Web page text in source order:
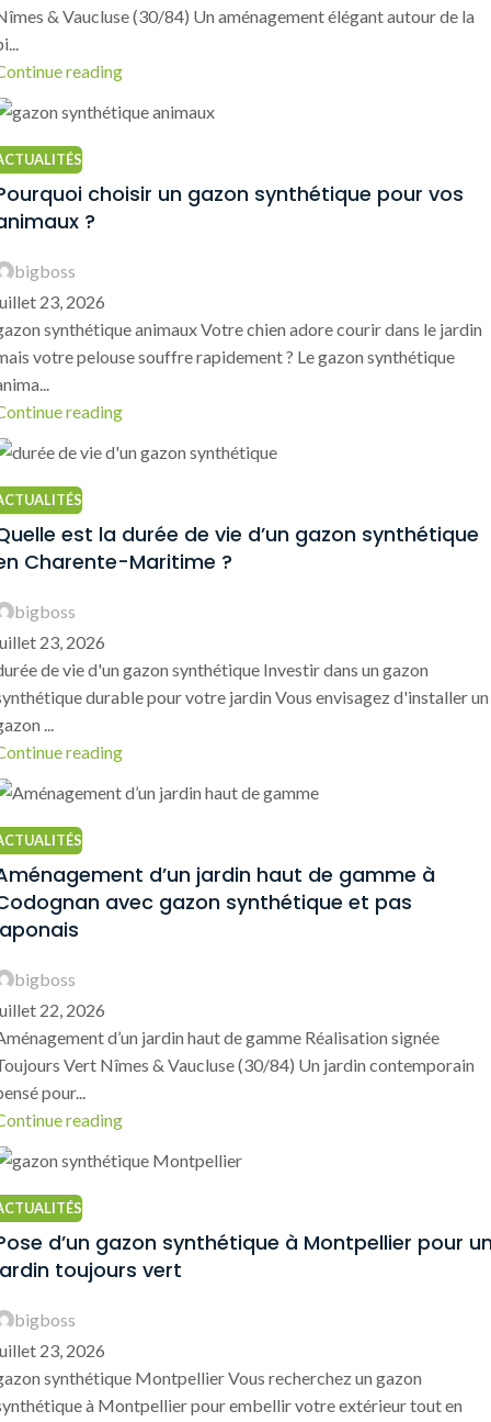
& Vaucluse (30/84) Un aménagement élégant autour de la
reading
choisir un gazon synthétique pour vos
?
bigboss
23, 2026
synthétique animaux Votre chien adore courir dans le jardin
votre pelouse souffre rapidement ? Le gazon synthétique
reading
est la durée de vie d’un gazon synthétique
Charente-Maritime ?
bigboss
23, 2026
de vie d'un gazon synthétique Investir dans un gazon
durable pour votre jardin Vous envisagez d'installer un
...
reading
d’un jardin haut de gamme à
avec gazon synthétique et pas
bigboss
22, 2026
d’un jardin haut de gamme Réalisation signée
Vert Nîmes & Vaucluse (30/84) Un jardin contemporain
pour...
reading
d’un gazon synthétique à Montpellier pour
toujours vert
bigboss
23, 2026
synthétique Montpellier Vous recherchez un gazon
à Montpellier pour embellir votre extérieur tout en